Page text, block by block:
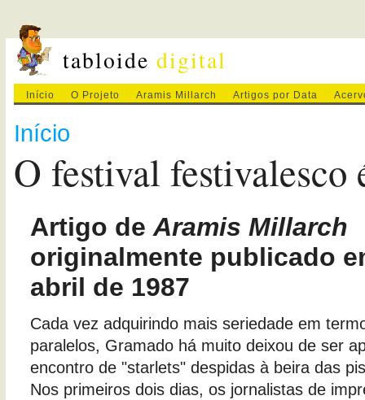
tabloidedigital
Início O Projeto Aramis Millarch Artigos por Data
Início
O festival festivalesco
Artigo deAramis Millarch
originalmente publicado
abril de 1987
Cada vez adquirindo mais seriedade em
paralelos, Gramado há muito deixou de ser
encontro de "starlets" despidas à beira das
Nos primeiros dois dias, os jornalistas de